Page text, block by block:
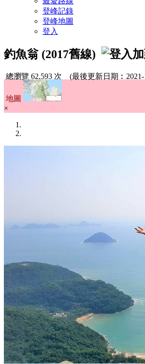
登峰記錄
登峰地圖
登入
釣魚翁 (2017舊線)
總瀏覽 62,593 次 (最後更新日期︰2021-
地圖
×